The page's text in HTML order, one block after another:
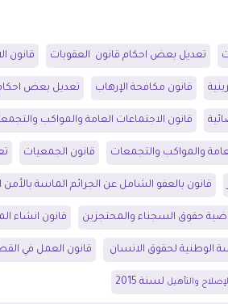
تعديل بعض احكام قانون العقوبات قانون
قانون مكافحة الإرهاب تعديل بعض احكام
قانون الاجتماعات العامة والمواكب
والمواكب والتجمعات قانون الجمعيات
قانون بالعفو الشامل عن الجرائم الماسة بالأمن
حقوق السجناء والمحتجزين قانون انشاء
الوطنية لحقوق الانسان قانون العمل في
والتأهيل لسنة 2015